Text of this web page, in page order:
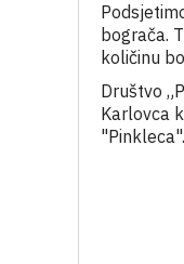
bograča.
količinu
Društvo
Karlovca
"Pinkleca".